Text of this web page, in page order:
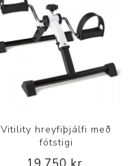
Vitility hreyfiþjálfi með
fótstigi